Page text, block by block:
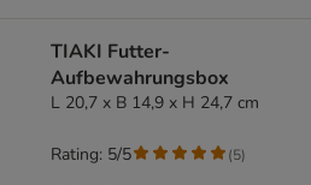
TIAKI Futter-
Aufbewahrungsbox
L 20,7 x B 14,9 x H 24,7 cm
Rating: 5/5 (5)